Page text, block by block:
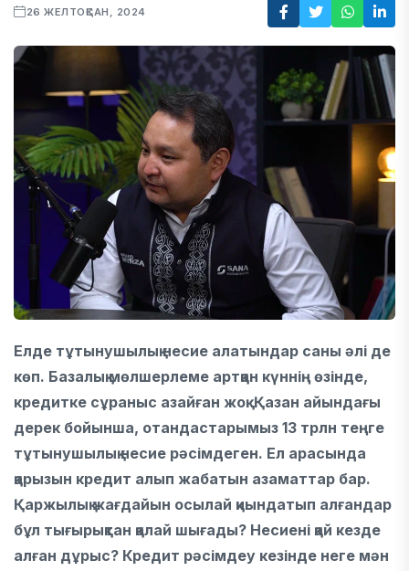
26 ЖЕЛТОҚСАН, 2024
Елде тұтынушылық несие алатындар саны әлі де
көп. Базалық мөлшерлеме артқан күннің өзінде,
кредитке сұраныс азайған жоқ. Қазан айындағы
дерек бойынша, отандастарымыз 13 трлн теңге
тұтынушылық несие рәсімдеген. Ел арасында
қарызын кредит алып жабатын азаматтар бар.
Қаржылық жағдайын осылай қиындатып алғандар
бұл тығырықтан қалай шығады? Несиені қай кезде
алған дұрыс? Кредит рәсімдеу кезінде неге мән